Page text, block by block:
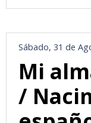
Sábado, 31 de
Mi
/